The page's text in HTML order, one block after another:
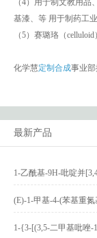
（4）用于制文教用
基漆、等 用于制药工
（5）赛璐珞（
化学慧定制合成事业
最新产品